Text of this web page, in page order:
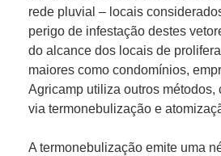
rede pluvial – locais
perigo de infestação destes
do alcance dos locais de
maiores como condomínios,
Agricamp utiliza outros métodos,
via termonebulização e
A termonebulização emite uma